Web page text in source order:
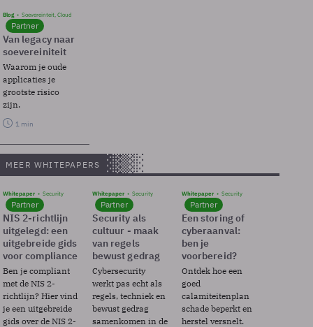
Blog Soevereinteit, Cloud
Partner
Van legacy naar
soevereiniteit
Waarom je oude
applicaties je
grootste risico
zijn.
1 min
MEER WHITEPAPERS
Whitepaper Security
Partner
NIS 2-richtlijn
uitgelegd: een
uitgebreide gids
voor compliance
Ben je compliant
met de NIS 2-
richtlijn? Hier vind
je een uitgebreide
gids over de NIS 2-
Whitepaper Security
Partner
Security als
cultuur - maak
van regels
bewust gedrag
Cybersecurity
werkt pas echt als
regels, techniek en
bewust gedrag
samenkomen in de
Whitepaper Security
Partner
Een storing of
cyberaanval:
ben je
voorbereid?
Ontdek hoe een
goed
calamiteitenplan
schade beperkt en
herstel versnelt.